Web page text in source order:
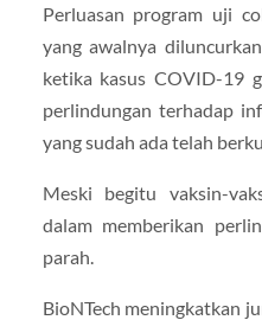
Perluasan program uji
yang awalnya
ketika kasus COVID-19
perlindungan terhadap
yang sudah ada telah
Meski begitu vaksin-
dalam memberikan
parah.
BioNTech meningkatkan